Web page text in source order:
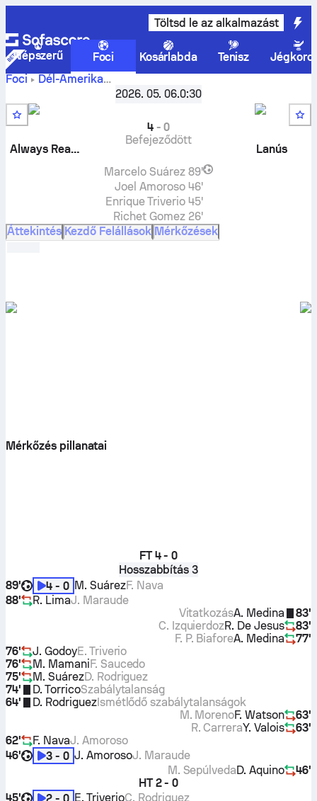
Töltsd le az alkalmazást
Népszerű Foci Kosárlabda Tenisz
Foci
Dél-Amerika
CONMEBOL Libertadores, Csoport G
Always Ready
eredmények, egymás elleni eredmények, előrejelzések
2026. 05. 06.0:30
Always Ready
4-0
Befejeződött
Lanús
Marcelo Suárez 89'
Joel Amoroso 46'
Enrique Triverio 45'
Richet Gomez 26'
Áttekintés Kezdő Felállások Mérkőzések
Mérkőzés pillanatai
FT 4 - 0
Hosszabbítás 3
89'
4 - 0 M. SuárezF. Nava
88'
R. LimaJ. Maraude
83'
A. Medina
Vitatkozás
83'
R. De Jesus
C. Izquierdoz
77'
A. Medina
F. P. Biafore
76'
J. GodoyE. Triverio
76'
M. MamaniF. Saucedo
75'
M. SuárezD. Rodriguez
74'
D. TorricoSzabálytalanság
64'
D. RodriguezIsmétlődő szabálytalanságok
63'
F. Watson
M. Moreno
63'
Y. Valois
R. Carrera
62'
F. NavaJ. Amoroso
46'
3 - 0 J. AmorosoJ. Maraude
46'
D. Aquino
M. Sepúlveda
HT 2 - 0
45'
2 - 0 E. TriverioC. Rodriguez